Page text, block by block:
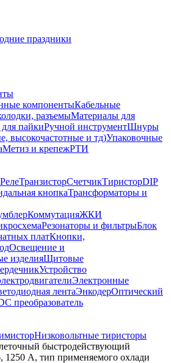
праздники
компонентыКабельные
разъемыМатериалы для
пайкиРучной инструментШнуры
высокочастотные и тд)Упаковочные
Метиз и крепежРТИ
РелеТранзисторСчетчикТиристорDIP
кнопкаТрансформаторы и
КоммутацияЖКИ
Резонаторы и фильтрыБлок
платКнопки,
Освещение и
изделияЩитовые
Устройство
Электронные
лентаЭнкодерОптический
преобразователь
Низковольтные тиристоры
быстродействующий
А, тип применяемого охлади